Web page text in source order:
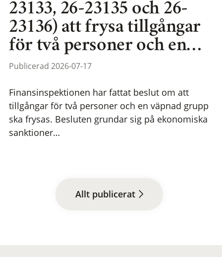
23133, 26-23135 och 26-
23136) att frysa tillgångar
för två personer och en…
Publicerad 2026-07-17
Finansinspektionen har fattat beslut om att
tillgångar för två personer och en väpnad grupp
ska frysas. Besluten grundar sig på ekonomiska
sanktioner…
Allt publicerat